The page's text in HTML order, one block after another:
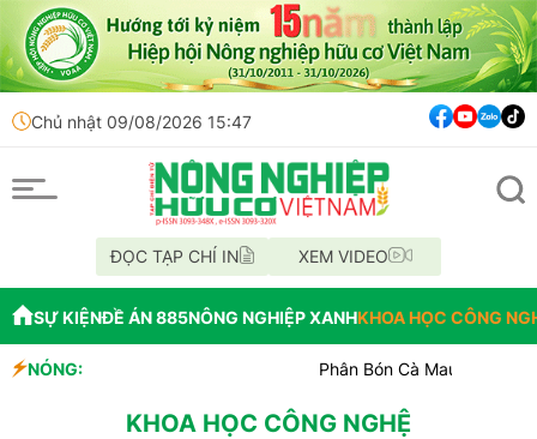
Chủ nhật 09/08/2026 15:47
ĐỌC TẠP CHÍ IN XEM VIDEO
SỰ KIỆNĐỀ ÁN 885NÔNG NGHIỆP XANHKHOA HỌC CÔNG
NÓNG:
Phân Bón Cà Mau đồng hành với
Mùa xanh trên cánh đồng Mường
KHOA HỌC CÔNG NGHỆ